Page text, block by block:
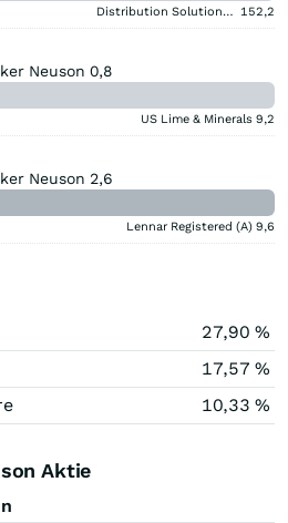
Distribution Solutions Group 152,2
Neuson 0,8
US Lime & Minerals 9,2
Neuson 2,6
Lennar Registered (A) 9,6
27,90 %
17,57 %
10,33 %
Aktie